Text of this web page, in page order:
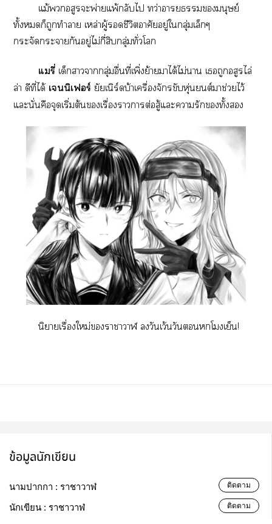
แม้อสูระพ่ายแพ้กลับไ ทว่าามนุษย์
ทั้งก็ถูกทำา เหล่าผู้ชีวิตอาศัยอยู่ใกลุ่มเล็กๆ
กระจัดะากันอยู่ไม่กี่สิบกลุ่มทั่วโ
แมรี่เด็กาากลุ่มอื่นที่เพิ่งย้ายาได้ไม่า เถูกอสูรไล่
ล่า ดีที่ได้ เนิเฟอร์ ยัยเนิร์ดบ้าเครื่องจักรขับหุ่นยนต์าช่วยไว้
แะนั่นคือจุดเริ่มต้นเรื่องาาต่อสู้แะารักทั้ง
นิยายเรื่องใหม่าาา วันเว้นวันโเย็น!
ข้อมูลนักเขียน
นามปากกา : ราชาวาฬ ติดตาม
นักเขียน : ราชาวาฬ ติดตาม